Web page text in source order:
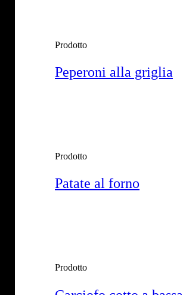
Prodotto
Peperoni alla griglia
Prodotto
Patate al forno
Prodotto